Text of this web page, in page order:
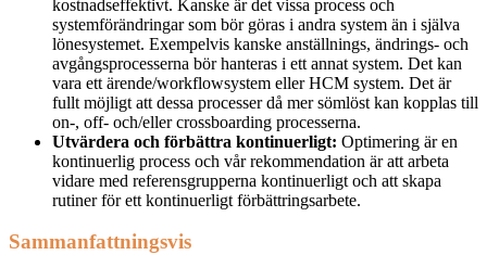
kostnadseffektivt. Kanske är det vissa process och
systemförändringar som bör göras i andra system än i själva
lönesystemet. Exempelvis kanske anställnings, ändrings- och
avgångsprocesserna bör hanteras i ett annat system. Det kan
vara ett ärende/workflowsystem eller HCM system. Det är
fullt möjligt att dessa processer då mer sömlöst kan kopplas till
on-, off- och/eller crossboarding processerna.
Utvärdera och förbättra kontinuerligt: Optimering är en
kontinuerlig process och vår rekommendation är att arbeta
vidare med referensgrupperna kontinuerligt och att skapa
rutiner för ett kontinuerligt förbättringsarbete.
Sammanfattningsvis